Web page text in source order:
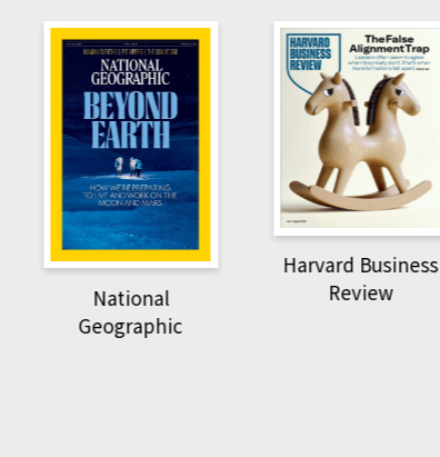
National
Geographic
Harvard Business
Review